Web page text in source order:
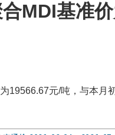
MDI基准
19566.67元/吨，与本月